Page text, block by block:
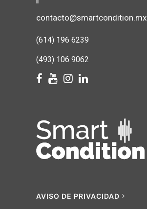
contacto@smartcondition.mx
(614) 196 6239
(493) 106 9062
AVISO DE PRIVACIDAD